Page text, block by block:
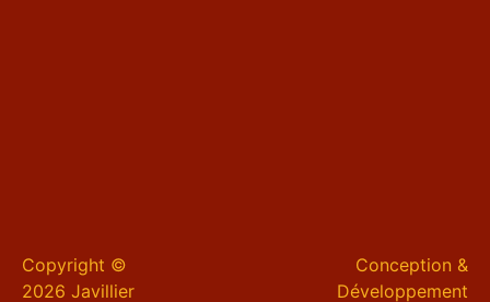
Copyright ©
2026 Javillier
Conception &
Développement